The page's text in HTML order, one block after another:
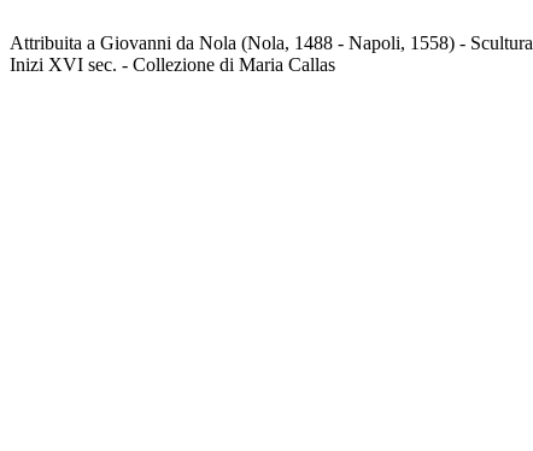
Attribuita a Giovanni da Nola (Nola, 1488 - Napoli, 1558) - Scultura
Inizi XVI sec. - Collezione di Maria Callas